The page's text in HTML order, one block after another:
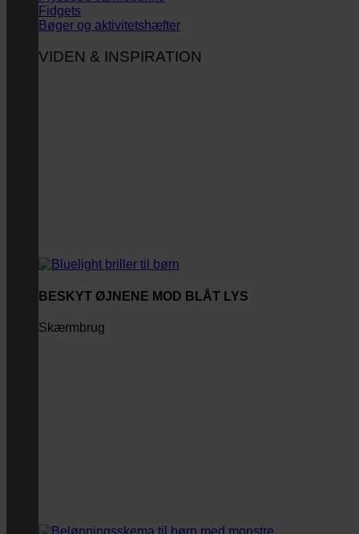
Fidgets
Bøger og aktivitetshæfter
VIDEN & INSPIRATION
BESKYT ØJNENE MOD BLÅT LYS
Skærmbrug